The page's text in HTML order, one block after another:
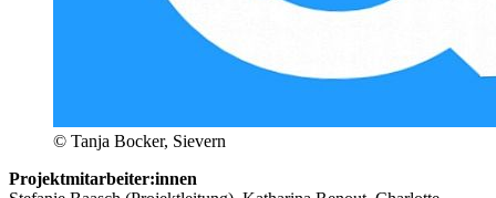
© Tanja Bocker, Sievern
Projektmitarbeiter:innen